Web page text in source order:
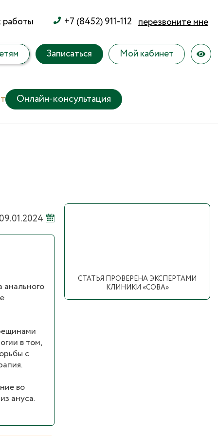
работы +7 (8452) 911-112 перезвоните мне
Записаться Мой кабинет
Онлайн-консультация
в том,
с
во
ануса.
СТАТЬЯ ПРОВЕРЕНА ЭКСПЕРТАМИ
КЛИНИКИ «СОВА»